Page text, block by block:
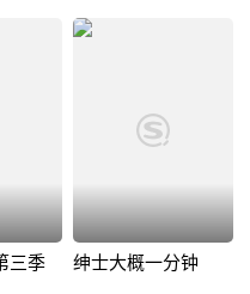
三季 绅士大概一分钟